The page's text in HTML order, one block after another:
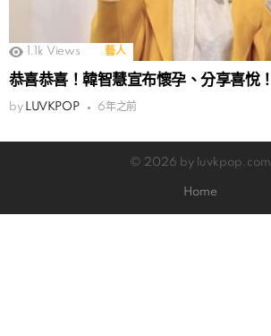
1.1k Views 藝人
恭喜恭喜！韓智慧宣布懷孕、分享喜悅！
by LUVKPOP 6年之前
© 2026 by luvkpop.com
Home